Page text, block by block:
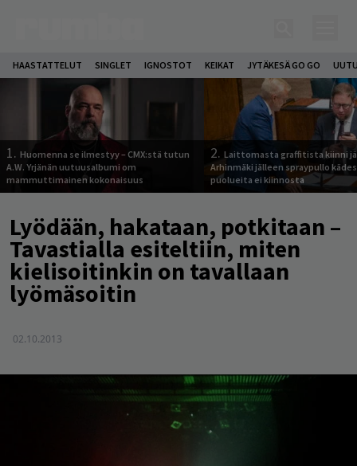
HAASTATTELUT SINGLET IGNOSTOT KEIKAT JYTÄKESÄ GO GO
1. Huomenna se ilmestyy – CMX:stä tutun
A.W. Yrjänän uutuusalbumi om
mammuttimainen kokonaisuus
2. Laittomasta graffitista kiinni
Arhinmäki jälleen spraypullo
puolueita ei kiinnosta
Lyödään, hakataan, potkitaan –
Tavastialla esiteltiin, miten
kielisoitinkin on tavallaan
lyömäsoitin
02.10.2013